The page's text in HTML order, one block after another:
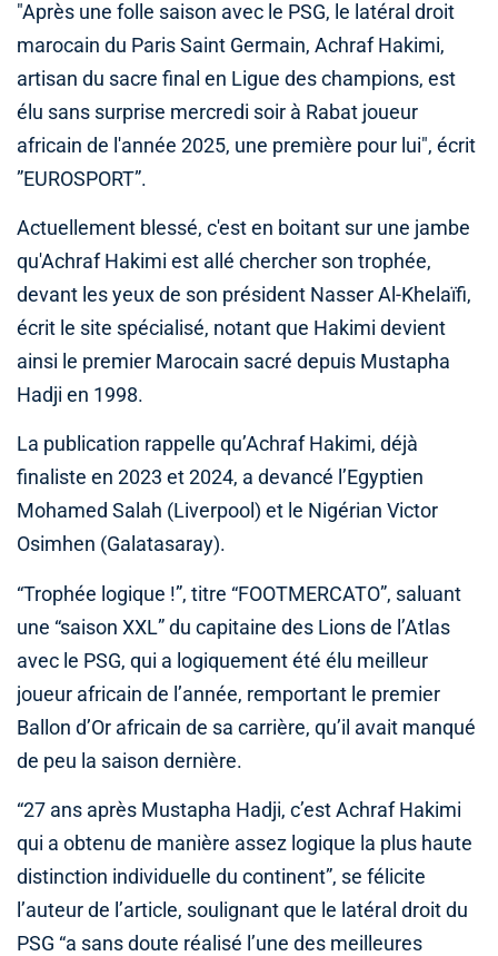
"Après une folle saison avec le PSG, le latéral droit
marocain du Paris Saint Germain, Achraf Hakimi,
artisan du sacre final en Ligue des champions, est
élu sans surprise mercredi soir à Rabat joueur
africain de l'année 2025, une première pour lui", écrit
”EUROSPORT”.
Actuellement blessé, c'est en boitant sur une jambe
qu'Achraf Hakimi est allé chercher son trophée,
devant les yeux de son président Nasser Al-Khelaïfi,
écrit le site spécialisé, notant que Hakimi devient
ainsi le premier Marocain sacré depuis Mustapha
Hadji en 1998.
La publication rappelle qu’Achraf Hakimi, déjà
finaliste en 2023 et 2024, a devancé l’Egyptien
Mohamed Salah (Liverpool) et le Nigérian Victor
Osimhen (Galatasaray).
“Trophée logique !”, titre “FOOTMERCATO”, saluant
une “saison XXL” du capitaine des Lions de l’Atlas
avec le PSG, qui a logiquement été élu meilleur
joueur africain de l’année, remportant le premier
Ballon d’Or africain de sa carrière, qu’il avait manqué
de peu la saison dernière.
“27 ans après Mustapha Hadji, c’est Achraf Hakimi
qui a obtenu de manière assez logique la plus haute
distinction individuelle du continent”, se félicite
l’auteur de l’article, soulignant que le latéral droit du
PSG “a sans doute réalisé l’une des meilleures